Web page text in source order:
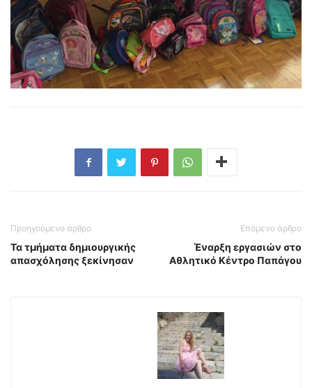
Προηγούμενο άρθρο
Τα τμήματα δημιουργικής
απασχόλησης ξεκίνησαν
Επόμενο άρθρο
Έναρξη εργασιών στο
Αθλητικό Κέντρο Παπάγου